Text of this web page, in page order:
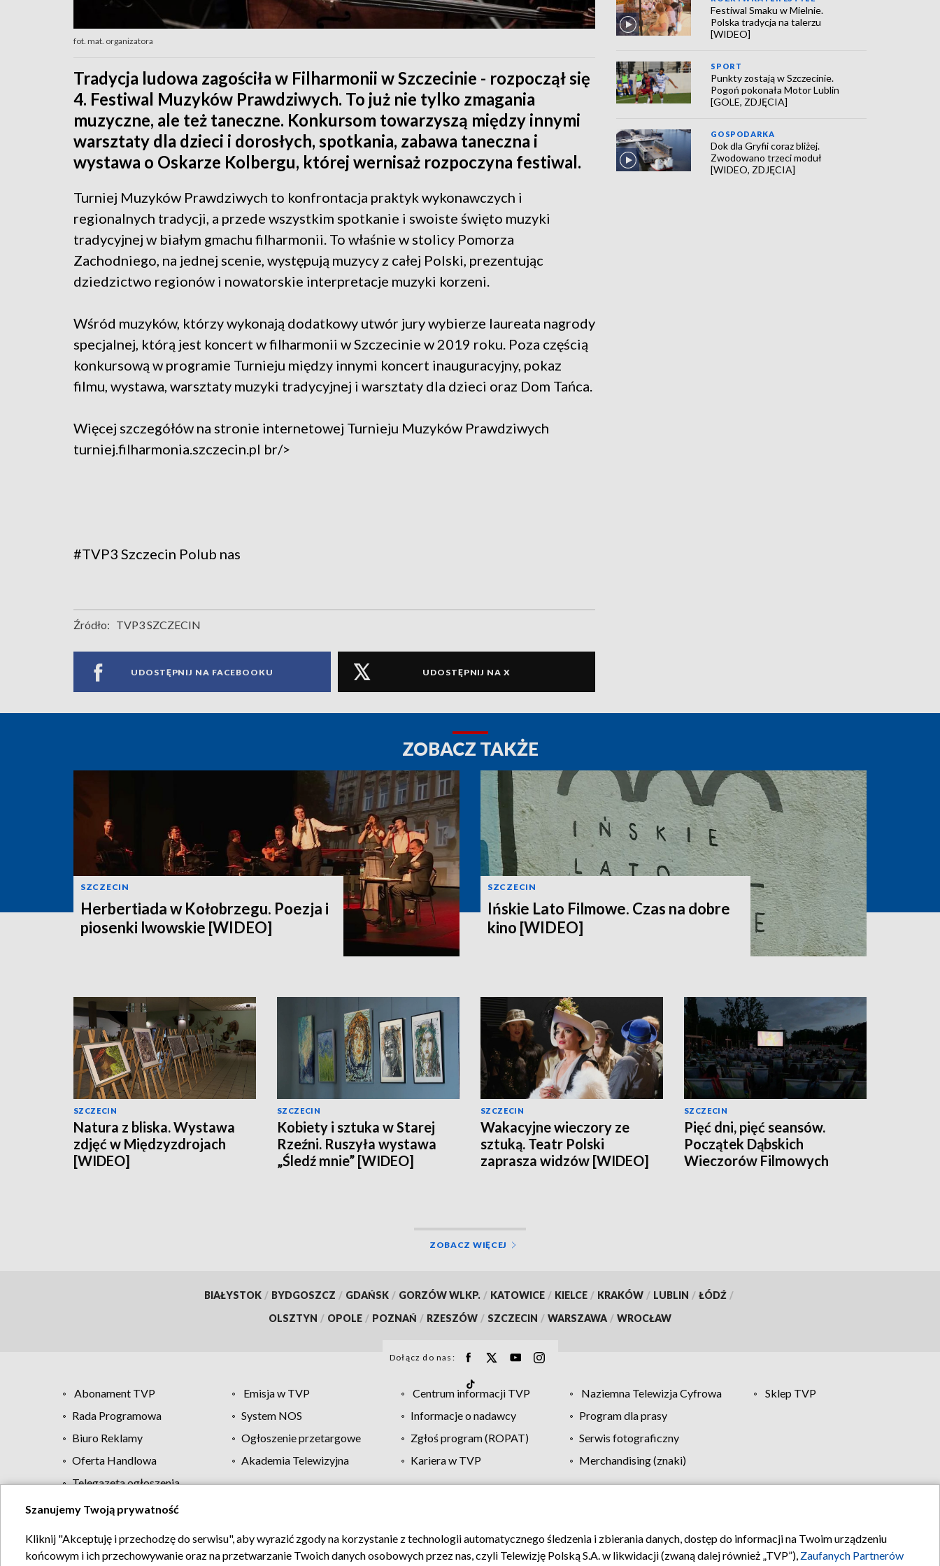
fot. mat. organizatora
Tradycja ludowa zagościła w Filharmonii w Szczecinie - rozpoczął się
4. Festiwal Muzyków Prawdziwych. To już nie tylko zmagania
muzyczne, ale też taneczne. Konkursom towarzyszą między innymi
warsztaty dla dzieci i dorosłych, spotkania, zabawa taneczna i
wystawa o Oskarze Kolbergu, której wernisaż rozpoczyna festiwal.
Turniej Muzyków Prawdziwych to konfrontacja praktyk wykonawczych i
regionalnych tradycji, a przede wszystkim spotkanie i swoiste święto muzyki
tradycyjnej w białym gmachu filharmonii. To właśnie w stolicy Pomorza
Zachodniego, na jednej scenie, występują muzycy z całej Polski, prezentując
dziedzictwo regionów i nowatorskie interpretacje muzyki korzeni.
Wśród muzyków, którzy wykonają dodatkowy utwór jury wybierze laureata nagrody
specjalnej, którą jest koncert w filharmonii w Szczecinie w 2019 roku. Poza częścią
konkursową w programie Turnieju między innymi koncert inauguracyjny, pokaz
filmu, wystawa, warsztaty muzyki tradycyjnej i warsztaty dla dzieci oraz Dom Tańca.
Więcej szczegółów na stronie internetowej Turnieju Muzyków Prawdziwych
turniej.filharmonia.szczecin.pl br/>
#TVP3 Szczecin Polub nas
Źródło: TVP3 SZCZECIN
UDOSTĘPNIJ NA FACEBOOKU UDOSTĘPNIJ NA X
Festiwal Smaku w Mielnie.
Polska tradycja na talerzu
[WIDEO]
SPORT
Punkty zostają w Szczecinie.
Pogoń pokonała Motor Lublin
[GOLE, ZDJĘCIA]
GOSPODARKA
Dok dla Gryfii coraz bliżej.
Zwodowano trzeci moduł
[WIDEO, ZDJĘCIA]
ZOBACZ TAKŻE
SZCZECIN
Herbertiada w Kołobrzegu. Poezja i
piosenki lwowskie [WIDEO]
SZCZECIN
Ińskie Lato Filmowe. Czas na dobre
kino [WIDEO]
SZCZECIN
Natura z bliska. Wystawa
zdjęć w Międzyzdrojach
[WIDEO]
SZCZECIN
Kobiety i sztuka w Starej
Rzeźni. Ruszyła wystawa
„Śledź mnie” [WIDEO]
SZCZECIN
Wakacyjne wieczory ze
sztuką. Teatr Polski
zaprasza widzów [WIDEO]
SZCZECIN
Pięć dni, pięć seansów.
Początek Dąbskich
Wieczorów Filmowych
ZOBACZ WIĘCEJ
BIAŁYSTOK / BYDGOSZCZ / GDAŃSK / GORZÓW WLKP. / KATOWICE / KIELCE / KRAKÓW / LUBLIN / ŁÓDŹ /
OLSZTYN / OPOLE / POZNAŃ / RZESZÓW / SZCZECIN / WARSZAWA / WROCŁAW
Dołącz do nas:
Abonament TVP Emisja w TVP Centrum informacji TVP Naziemna Telewizja Cyfrowa
Sklep TVP
Rada Programowa
System NOS Informacje o nadawcy
Program dla prasy
Biuro Reklamy
Ogłoszenie przetargowe Zgłoś program (ROPAT)
Serwis fotograficzny
Oferta Handlowa
Akademia Telewizyjna Kariera w TVP
Merchandising (znaki)
Telegazeta ogłoszenia
Regulamin TVP Polityka prywatności Moje zgody Pomoc Biuro reklamy Kontakt
Szanujemy Twoją prywatność
Kliknij "Akceptuję i przechodzę do serwisu", aby wyrazić zgody na korzystanie z technologii automatycznego śledzenia i zbierania danych, dostęp do informacji na Twoim urządzeniu
końcowym i ich przechowywanie oraz na przetwarzanie Twoich danych osobowych przez nas, czyli Telewizję Polską S.A. w likwidacji (zwaną dalej również „TVP”), Zaufanych Partnerów